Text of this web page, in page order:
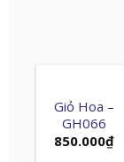
Giỏ Hoa –
GH066
850.000₫